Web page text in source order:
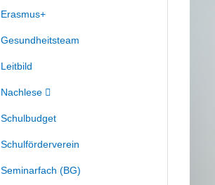
Erasmus+
Gesundheitsteam
Leitbild
Nachlese
Schulbudget
Schulförderverein
Seminarfach (BG)